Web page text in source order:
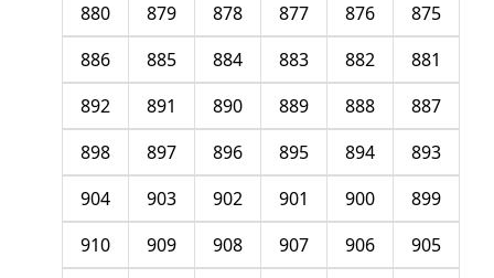
875
876
877
878
879
880
881
882
883
884
885
886
887
888
889
890
891
892
893
894
895
896
897
898
899
900
901
902
903
904
905
906
907
908
909
910